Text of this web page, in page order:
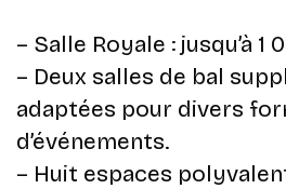
– Salle Royale : jusqu’à 1
– Deux salles de bal
adaptées pour divers
d’événements.​
– Huit espaces